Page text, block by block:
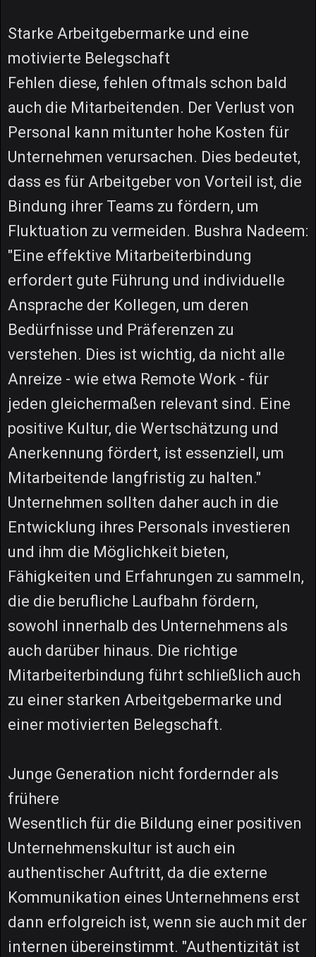
Starke Arbeitgebermarke und eine
motivierte Belegschaft
Fehlen diese, fehlen oftmals schon bald
auch die Mitarbeitenden. Der Verlust von
Personal kann mitunter hohe Kosten für
Unternehmen verursachen. Dies bedeutet,
dass es für Arbeitgeber von Vorteil ist, die
Bindung ihrer Teams zu fördern, um
Fluktuation zu vermeiden. Bushra Nadeem:
"Eine effektive Mitarbeiterbindung
erfordert gute Führung und individuelle
Ansprache der Kollegen, um deren
Bedürfnisse und Präferenzen zu
verstehen. Dies ist wichtig, da nicht alle
Anreize - wie etwa Remote Work - für
jeden gleichermaßen relevant sind. Eine
positive Kultur, die Wertschätzung und
Anerkennung fördert, ist essenziell, um
Mitarbeitende langfristig zu halten."
Unternehmen sollten daher auch in die
Entwicklung ihres Personals investieren
und ihm die Möglichkeit bieten,
Fähigkeiten und Erfahrungen zu sammeln,
die die berufliche Laufbahn fördern,
sowohl innerhalb des Unternehmens als
auch darüber hinaus. Die richtige
Mitarbeiterbindung führt schließlich auch
zu einer starken Arbeitgebermarke und
einer motivierten Belegschaft.
Junge Generation nicht fordernder als
frühere
Wesentlich für die Bildung einer positiven
Unternehmenskultur ist auch ein
authentischer Auftritt, da die externe
Kommunikation eines Unternehmens erst
dann erfolgreich ist, wenn sie auch mit der
internen übereinstimmt. "Authentizität ist